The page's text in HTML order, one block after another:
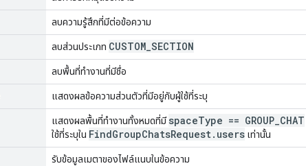
ลบความรู้สึกที่มีต่อข้อความ
ลบส่วนประเภท CUSTOM SECTION
ลบพื้นที่ทำงานที่มีชื่อ
แสดงผลข้อความส่วนตัวที่มีอยู่กับผู้ใช้ที่ระบุ
แสดงผลพื้นที่ทำงานทั้งหมดที่มี spaceType == GROUP CHAT
ใช้ที่ระบุใน FindGroupChatsRequest. users เท่านั้น
รับข้อมูลเมตาของไฟล์แนบในข้อความ